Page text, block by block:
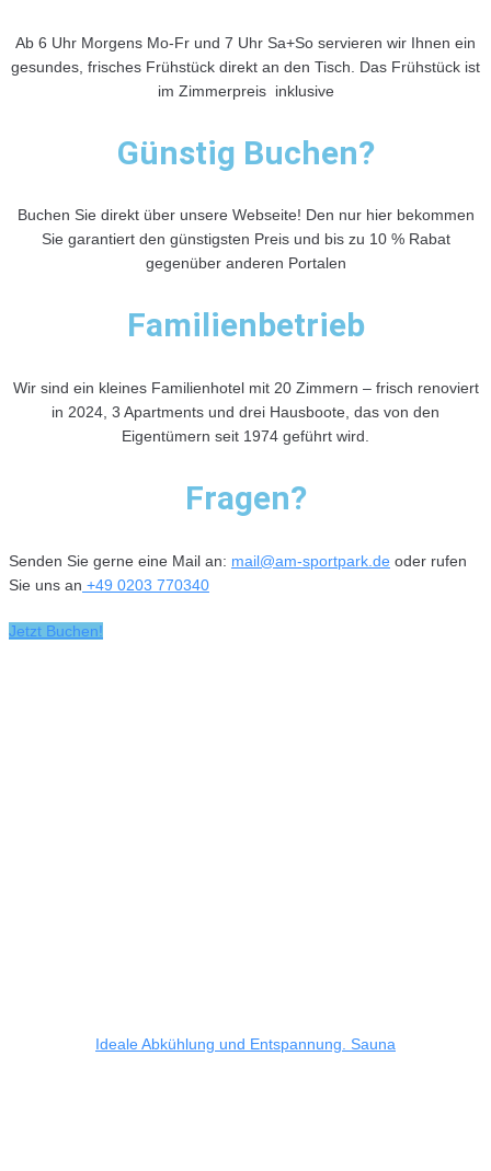
Ab 6 Uhr Morgens Mo-Fr und 7 Uhr Sa+So servieren wir Ihnen ein
gesundes, frisches Frühstück direkt an den Tisch. Das Frühstück ist
im Zimmerpreis inklusive
Günstig Buchen?
Buchen Sie direkt über unsere Webseite! Den nur hier bekommen
Sie garantiert den günstigsten Preis und bis zu 10 % Rabat
gegenüber anderen Portalen
Familienbetrieb
Wir sind ein kleines Familienhotel mit 20 Zimmern – frisch renoviert
in 2024, 3 Apartments und drei Hausboote, das von den
Eigentümern seit 1974 geführt wird.
Fragen?
Senden Sie gerne eine Mail an: ­mail@am-sportpark.de oder rufen
Sie uns an +49 0203 770340
Jetzt Buchen!
Ideale Abkühlung und Entspannung. Sauna